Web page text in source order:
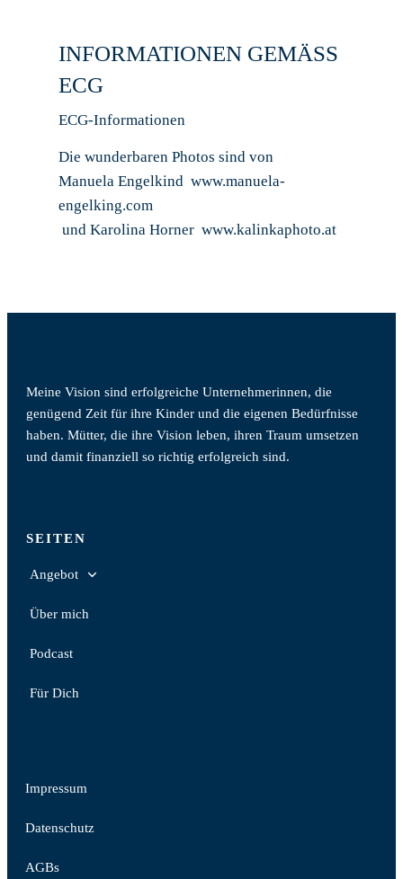
INFORMATIONEN GEMÄSS E
CG
ECG-Informationen
Die wunderbaren Photos sind von
Manuela Engelkind www.manuela-
engelking.com
und Karolina Horner www.kalinkaphoto.at
Meine Vision sind erfolgreiche Unternehmerinnen, die
genügend Zeit für ihre Kinder und die eigenen Bedürfnisse
haben. Mütter, die ihre Vision leben, ihren Traum umsetzen
und damit finanziell so richtig erfolgreich sind.
SEITEN
Angebot
Über mich
Podcast
Für Dich
Impressum
Datenschutz
AGBs